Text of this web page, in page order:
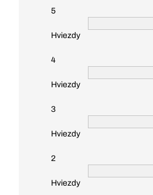
5
Hviezdy
4
Hviezdy
3
Hviezdy
2
Hviezdy